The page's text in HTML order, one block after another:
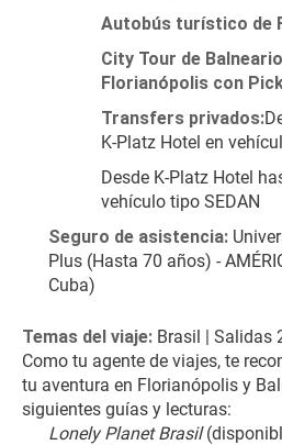
Autobús turístico de
City Tour de
Florianópolis con
Transfers privados:
K-Platz Hotel en
Desde K-Platz Hotel
vehículo tipo SEDAN
Seguro de asistencia:
Plus (Hasta 70 años) -
Cuba)
Temas del viaje: Brasil | Salidas
Como tu agente de viajes, te
tu aventura en Florianópolis y
siguientes guías y lecturas:
Lonely Planet Brasil